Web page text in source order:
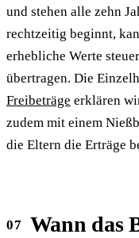
und stehen alle zehn
rechtzeitig beginnt,
erhebliche Werte
übertragen. Die
Freibeträge erklären
zudem mit einem
die Eltern die Erträge
Wann das